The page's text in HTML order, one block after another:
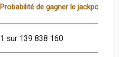
Probabilité de gagner le jackpot
1 sur 139 838 160